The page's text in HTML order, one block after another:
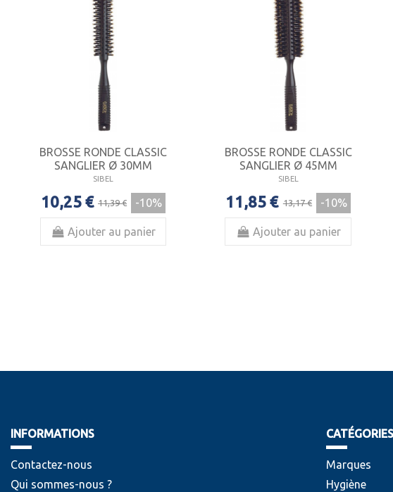
BROSSE RONDE CLASSIC
SANGLIER Ø 30MM
SIBEL
10,25 € 11,39 € -10%
Ajouter au panier
BROSSE RONDE CLASSIC
SANGLIER Ø 45MM
SIBEL
11,85 € 13,17 € -10%
Ajouter au panier
INFORMATIONS
Contactez-nous
Qui sommes-nous ?
CATÉGORIES
Marques
Hygiène